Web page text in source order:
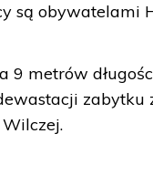
są obywatelami
9 metrów